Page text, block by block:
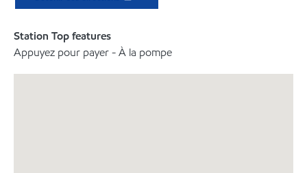
Station Top features
Appuyez pour payer - À la pompe